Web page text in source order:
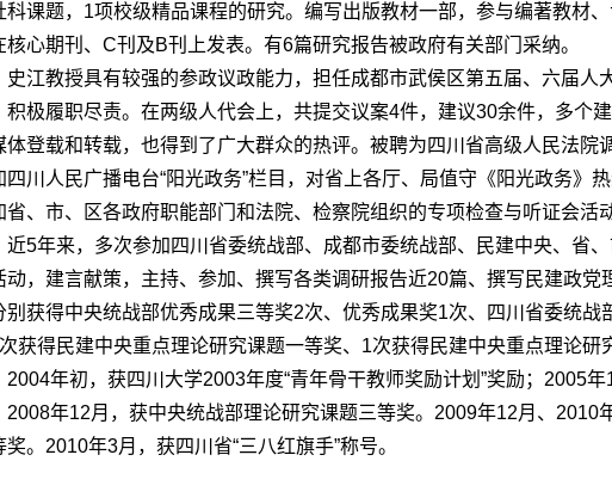
科课题，1项校级精品课程的研究。编写出版教材一部，参与编著教材
核心期刊、C刊及B刊上发表。有6篇研究报告被政府有关部门采纳。
史江教授具有较强的参政议政能力，担任成都市武侯区第五届、六届人
积极履职尽责。在两级人代会上，共提交议案4件，建议30余件，多个
体登载和转载，也得到了广大群众的热评。被聘为四川省高级人民法院
四川人民广播电台“阳光政务”栏目，对省上各厅、局值守《阳光政务》
省、市、区各政府职能部门和法院、检察院组织的专项检查与听证会活动
近5年来，多次参加四川省委统战部、成都市委统战部、民建中央、省
动，建言献策，主持、参加、撰写各类调研报告近20篇、撰写民建政党
别获得中央统战部优秀成果三等奖2次、优秀成果奖1次、四川省委统
获得民建中央重点理论研究课题一等奖、1次获得民建中央重点理论研
2004年初，获四川大学2003年度“青年骨干教师奖励计划”奖励；2005
2008年12月，获中央统战部理论研究课题三等奖。2009年12月、2010
奖。2010年3月，获四川省“三八红旗手”称号。